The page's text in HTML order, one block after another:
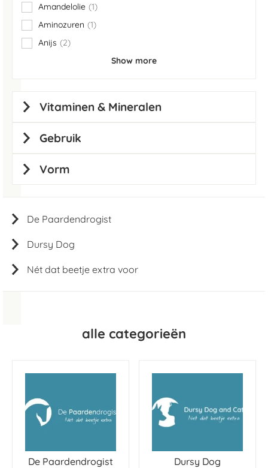
alle categorieën
De Paardendrogist Dursy Dog
De Paardendrogist
Dursy Dog
Nét dat beetje extra voor
Amandelolie 1
item
Aminozuren
1
item
Anijs
2
items
Show more
Vitaminen & Mineralen
Gebruik
Vorm